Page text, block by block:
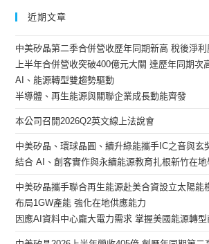
近期文章
中美矽晶第二季合併營收歷年同期新高 稅後淨
上半年合併營收突破400億元大關 達歷年同期次
AI、能源轉型雙趨勢驅動
半導體、再生能源與關聯企業成長動能齊發
本公司召開2026Q2英文線上法說會
中美矽晶、環球晶圓、續升綠能攜手IC之音與玄
結合 AI、創客實作與永續能源教育扎根新竹在
中美矽晶攜手聯合再生能源赴美合資設立太陽能
布局1GW產能 強化在地供應能力
因應AI資料中心龐大電力需求 掌握美國能源轉型